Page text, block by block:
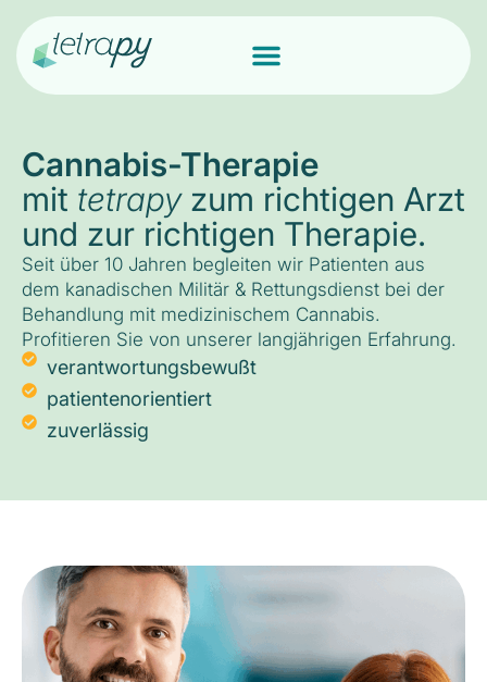
Cannabis-Therapie
mit tetrapyzum richtigen Arzt
und zur richtigen Therapie.
Seit über 10 Jahren begleiten wir Patienten aus
dem kanadischen Militär & Rettungsdienst bei der
Behandlung mit medizinischem Cannabis.
Profitieren Sie von unserer langjährigen Erfahrung.
verantwortungsbewußt
patientenorientiert
zuverlässig